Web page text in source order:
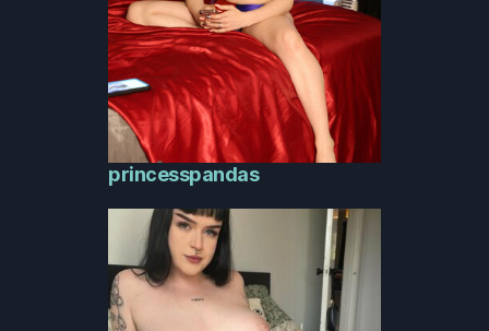
princesspandas